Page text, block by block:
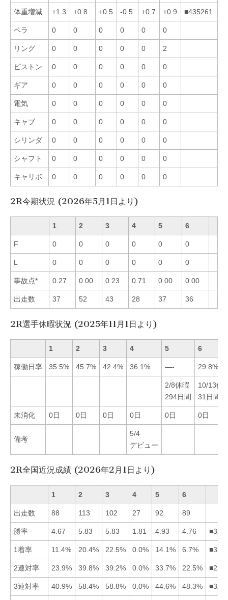
体重増減 +1.3 +0.8 +0.5 -0.5 +0.7 +0.9 ■435261
ペラ 0 0 0 0 0 0
リング 0 0 0 0 0 2
ピストン 0 0 0 0 0 0
ギア 0 0 0 0 0 0
電気 0 0 0 0 0 0
キャブ 0 0 0 0 0 0
シリンダ 0 0 0 0 0 0
シャフト 0 0 0 0 0 0
キャリボ 0 0 0 0 0 0
2R今期状況 (2026年5月1日より)
1 2 3 4 5 6
F 0 0 0 0 0 0
L 0 0 0 0 0 0
事故点* 0.27 0.00 0.23 0.71 0.00 0.00
出走数 37 52 43 28 37 36
2R選手休暇状況 (2025年11月1日より)
1 2 3 4 5 6
稼働日率 35.5% 45.7% 42.4% 36.1% —- 29.8%
2/8休暇
294日間
10/13休
31日間
未消化 0日 0日 0日 0日 0日 0日
備考
5/4
デビュー
2R全国近況成績 (2026年2月1日より)
1 2 3 4 5 6
出走数 88 113 102 27 92 89
勝率 4.67 5.83 5.83 1.81 4.93 4.76
1着率 11.4% 20.4% 22.5% 0.0% 14.1% 6.7%
2連対率 23.9% 39.8% 39.2% 0.0% 33.7% 22.5%
3連対率 40.9% 58.4% 58.8% 0.0% 44.6% 48.3%